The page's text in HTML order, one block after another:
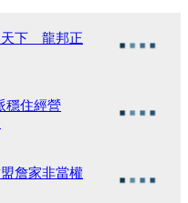
天下 龍邦正
穩住經營
詹家非當權